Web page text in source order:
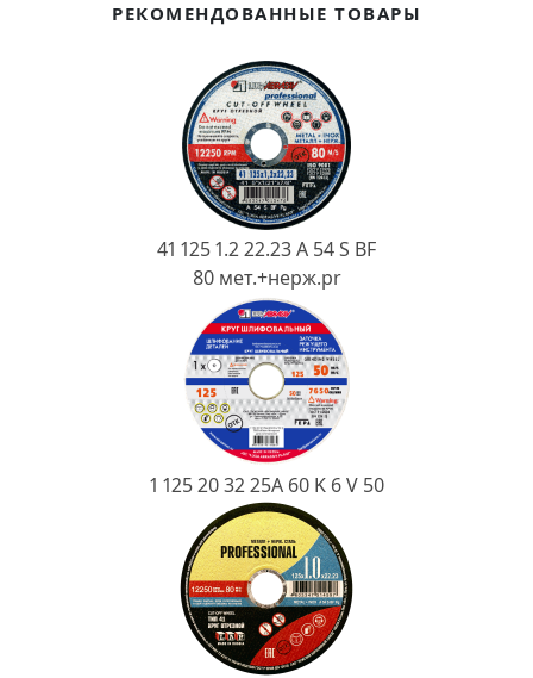
Контакт
Ковш разливочный
Огнеупорная SiC смесь
РЕКОМЕНДОВАННЫЕ ТОВАРЫ
41 125 1.2 22.23 A 54 S BF
80 мет.+нерж.pr
1 125 20 32 25А 60 K 6 V 50